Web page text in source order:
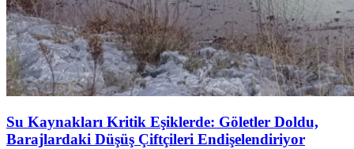
Su Kaynakları Kritik Eşiklerde: Göletler Doldu,
Barajlardaki Düşüş Çiftçileri Endişelendiriyor